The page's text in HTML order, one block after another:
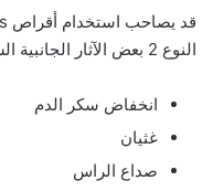
النوع 2 بعض الآثار الجانبية الشائعة، مثل:
انخفاض سكر الدم
غثيان
صداع الراس